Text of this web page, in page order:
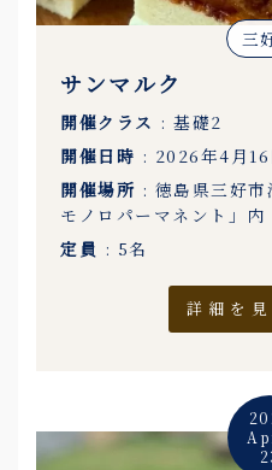
三
サンマルク
開催クラス : 基礎2
開催日時 : 2026年4月
開催場所 : 徳島県三好市
モノロパーマネント」内
定員 : 5名
詳細を